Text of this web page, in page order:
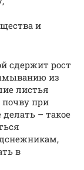
и
сдержит рост
из
листья
почву при
– такое
в